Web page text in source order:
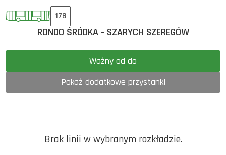
178
RONDO ŚRÓDKA - SZARYCH SZEREGÓW
Ważny od do
Pokaż dodatkowe przystanki
Brak linii w wybranym rozkładzie.